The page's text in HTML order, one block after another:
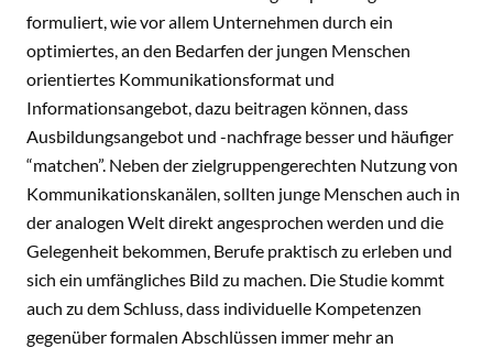
formuliert, wie vor allem Unternehmen durch ein
optimiertes, an den Bedarfen der jungen Menschen
orientiertes Kommunikationsformat und
Informationsangebot, dazu beitragen können, dass
Ausbildungsangebot und -nachfrage besser und häufiger
“matchen”. Neben der zielgruppengerechten Nutzung von
Kommunikationskanälen, sollten junge Menschen auch in
der analogen Welt direkt angesprochen werden und die
Gelegenheit bekommen, Berufe praktisch zu erleben und
sich ein umfängliches Bild zu machen. Die Studie kommt
auch zu dem Schluss, dass individuelle Kompetenzen
gegenüber formalen Abschlüssen immer mehr an